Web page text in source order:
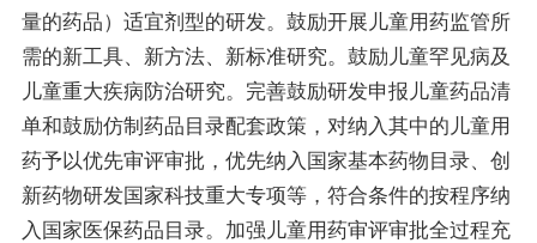
量的药品）适宜剂型的研发。鼓励开展儿童用药监管所
需的新工具、新方法、新标准研究。鼓励儿童罕见病及
儿童重大疾病防治研究。完善鼓励研发申报儿童药品清
单和鼓励仿制药品目录配套政策，对纳入其中的儿童用
药予以优先审评审批，优先纳入国家基本药物目录、创
新药物研发国家科技重大专项等，符合条件的按程序纳
入国家医保药品目录。加强儿童用药审评审批全过程充